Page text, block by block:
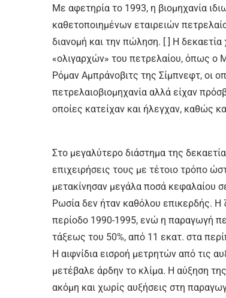
Με αφετηρία το 1993, η βιομηχανία
καθετοποιημένων εταιρειών
διανομή και την πώληση. [ ] Η
«ολιγαρχών» του πετρελαίου, όπως ο
Ρόμαν Αμπράνοβιτς της Σίμπνεφτ, οι
πετρελαιοβιομηχανία αλλά είχαν
οποίες κατείχαν και ήλεγχαν, καθώς
Στο μεγαλύτερο διάστημα της
επιχειρήσεις τους με τέτοιο τρόπο
μετακίνησαν μεγάλα ποσά κεφαλαίου
Ρωσία δεν ήταν καθόλου επικερδής. Η
περίοδο 1990-1995, ενώ η παραγωγή
τάξεως του 50%, από 11 εκατ. στα
Η αιφνίδια εισροή μετρητών από τις
μετέβαλε άρδην το κλίμα. Η αύξηση
ακόμη και χωρίς αυξήσεις στη